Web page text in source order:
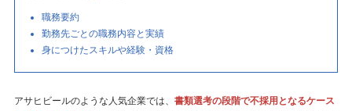
職務要約
勤務先ごとの職務内容と実績
身につけたスキルや経験・資格
アサヒビールのような人気企業では、 書類選考の段階で不採用となるケース